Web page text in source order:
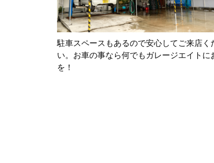
駐車スペースもあるので安心してご来店く
い。お車の事なら何でもガレージエイトに
を！